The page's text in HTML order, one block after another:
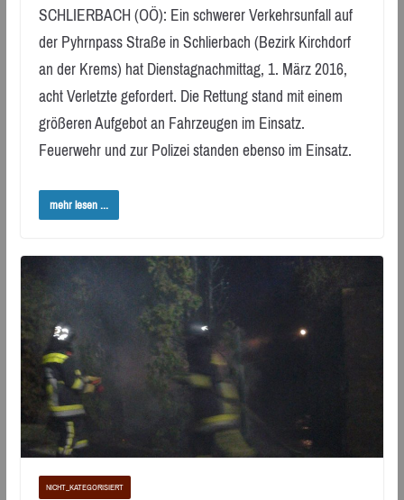
SCHLIERBACH (OÖ): Ein schwerer Verkehrsunfall auf
der Pyhrnpass Straße in Schlierbach (Bezirk Kirchdorf
an der Krems) hat Dienstagnachmittag, 1. März 2016,
acht Verletzte gefordert. Die Rettung stand mit einem
größeren Aufgebot an Fahrzeugen im Einsatz.
Feuerwehr und zur Polizei standen ebenso im Einsatz.
mehr lesen ...
NICHT_KATEGORISIERT